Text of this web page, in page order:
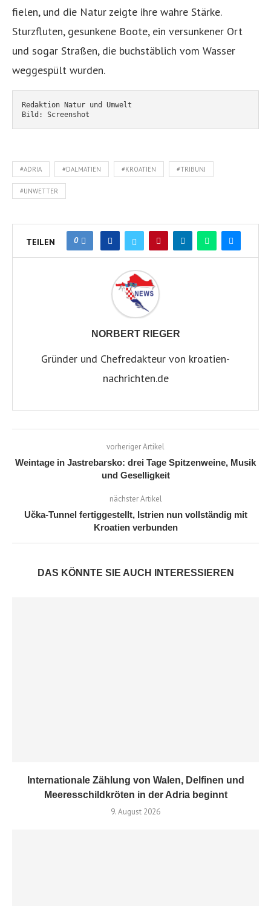
fielen, und die Natur zeigte ihre wahre Stärke.
Sturzfluten, gesunkene Boote, ein versunkener Ort
und sogar Straßen, die buchstäblich vom Wasser
weggespült wurden.
Redaktion Natur und Umwelt
Bild: Screenshot
#ADRIA #DALMATIEN #KROATIEN #TRIBUNJ
#UNWETTER
TEILEN 0
NORBERT RIEGER
Gründer und Chefredakteur von kroatien-
nachrichten.de
vorheriger Artikel
Weintage in Jastrebarsko: drei Tage Spitzenweine, Musik
und Geselligkeit
nächster Artikel
Učka-Tunnel fertiggestellt, Istrien nun vollständig mit
Kroatien verbunden
DAS KÖNNTE SIE AUCH INTERESSIEREN
Internationale Zählung von Walen, Delfinen und
Meeresschildkröten in der Adria beginnt
9. August 2026